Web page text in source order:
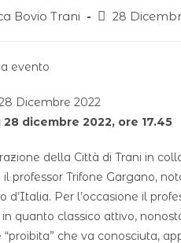
Bovio Trani 28
Dicembre 2022
dicembre 2022, ore 17.45
della Città di Trani in
il professor Trifone Gargano,
d’Italia. Per l’occasione il
quanto classico attivo,
“proibita” che va conosciuta,